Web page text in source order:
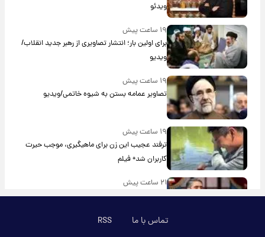
ویدئو
۱۹ ساعت پیش
برای اولین بار؛ انتشار تصاویری از رهبر جدید انقلاب/
ویدیو
۱۹ ساعت پیش
تصاویر عمامه بستن به شیوه خاتمی/ویدیو
۱۹ ساعت پیش
ترفند عجیب این زن برای ماهیگیری، موجب حیرت
کاربران شد+ فیلم
۲۱ ساعت پیش
افشای محل پناهگاه‌ رهبر شهید روی آنتن زنده
تماس با ما RSS